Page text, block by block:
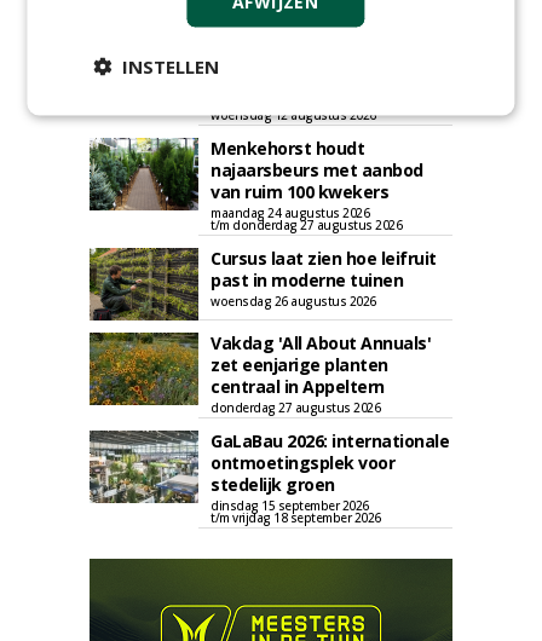
GreentoColour en Heem in
woensdag 12 augustus 2026
Menkehorst houdt
najaarsbeurs met aanbod
van ruim 100 kwekers
maandag 24 augustus 2026
t/m donderdag 27 augustus 2026
Cursus laat zien hoe leifruit
past in moderne tuinen
woensdag 26 augustus 2026
Vakdag 'All About Annuals'
zet eenjarige planten
centraal in Appeltern
donderdag 27 augustus 2026
GaLaBau 2026: internationale
ontmoetingsplek voor
stedelijk groen
dinsdag 15 september 2026
t/m vrijdag 18 september 2026
INSTELLEN